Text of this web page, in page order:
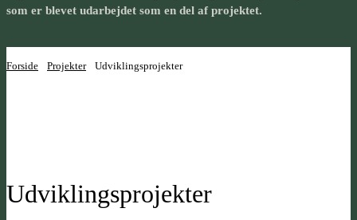
som er blevet udarbejdet som en del af projektet.
Forside Projekter Udviklings­projekter
Udviklings­projekter